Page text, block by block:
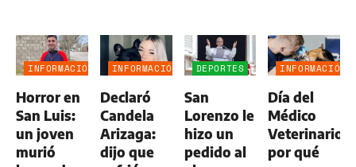
INFORMACIÓN
Horror en
San Luis:
un joven
murió
INFORMACIÓN
Declaró
Candela
Arizaga:
dijo que
DEPORTES
San
Lorenzo le
hizo un
pedido al
INFORMACIÓN
Día del
Médico
Veterinario:
por qué